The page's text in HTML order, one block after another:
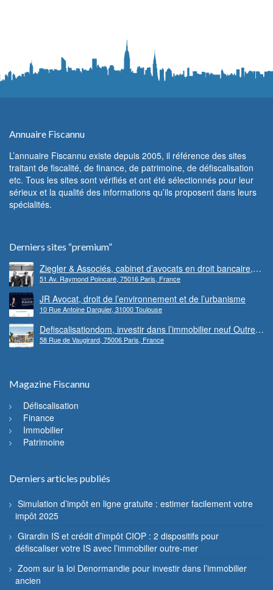
Annuaire Fiscannu
L’annuaire Fiscannu existe depuis 2005, il référence des sites
traitant de fiscalité, de finance, de patrimoine, de défiscalisation
etc. Tous les sites sont vérifiés et ont été sélectionnés pour leur
sérieux et la qualité des informations qu’ils proposent dans leurs
spécialités.
Derniers sites “premium”
Ziegler & Associés, cabinet d’avocats en droit bancaire,
cryptomonnaie et escroqueries financières
51 Av. Raymond Poincaré, 75016 Paris, France
JR Avocat, droit de l’environnement et de l’urbanisme
10 Rue Antoine Darquier, 31000 Toulouse
Defiscalisationdom, investir dans l’immobilier neuf Outre-
mer
58 Rue de Vaugirard, 75006 Paris, France
Magazine Fiscannu
Défiscalisation
Finance
Immobilier
Patrimoine
Derniers articles publiés
Simulation d’impôt en ligne gratuite : estimer facilement votre
impôt 2025
Girardin IS et crédit d’impôt CIOP : 2 dispositifs pour
défiscaliser votre IS avec l’immobilier outre-mer
Zoom sur la loi Denormandie pour investir dans l’immobilier
ancien